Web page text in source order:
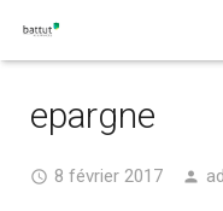
Services professions
epargne
8 février 2017